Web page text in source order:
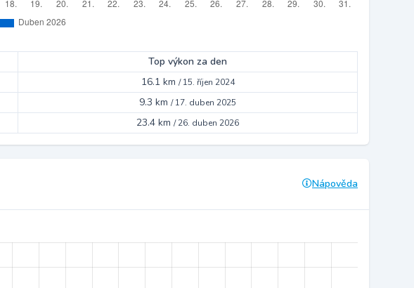
Top výkon za den
16.1 km /15. říjen 2024
9.3 km /17. duben 2025
23.4 km /26. duben 2026
Nápověda